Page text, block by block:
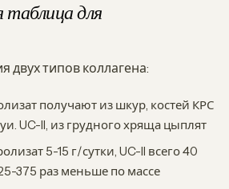
таблица для
двух типов коллагена:
получают из шкур, костей КРС
UC-II, из грудного хряща цыплят
5-15 г/сутки, UC-II всего 40
375 раз меньше по массе